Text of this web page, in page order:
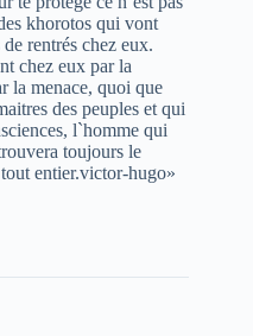
khorotos qui vont
rentrés chez eux.
chez eux par la
la menace, quoi que
des peuples et qui
l`homme qui
toujours le
entier.victor-hugo»